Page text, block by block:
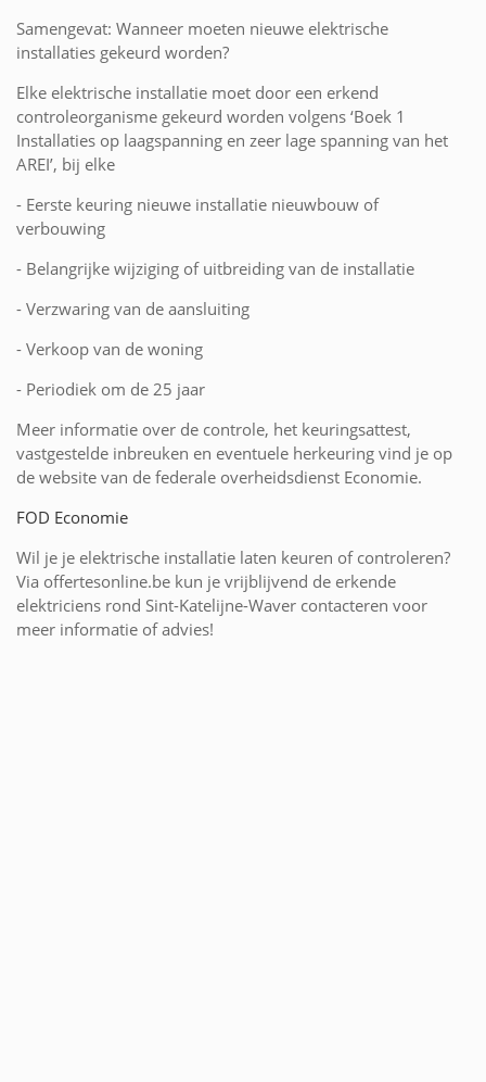
Samengevat: Wanneer moeten nieuwe elektrische
installaties gekeurd worden?
Elke elektrische installatie moet door een erkend
controleorganisme gekeurd worden volgens ‘Boek 1
Installaties op laagspanning en zeer lage spanning van het
AREI’, bij elke
- Eerste keuring nieuwe installatie nieuwbouw of
verbouwing
- Belangrijke wijziging of uitbreiding van de installatie
- Verzwaring van de aansluiting
- Verkoop van de woning
- Periodiek om de 25 jaar
Meer informatie over de controle, het keuringsattest,
vastgestelde inbreuken en eventuele herkeuring vind je op
de website van de federale overheidsdienst Economie.
FOD Economie
Wil je je elektrische installatie laten keuren of controleren?
Via offertesonline.be kun je vrijblijvend de erkende
elektriciens rond Sint-Katelijne-Waver contacteren voor
meer informatie of advies!